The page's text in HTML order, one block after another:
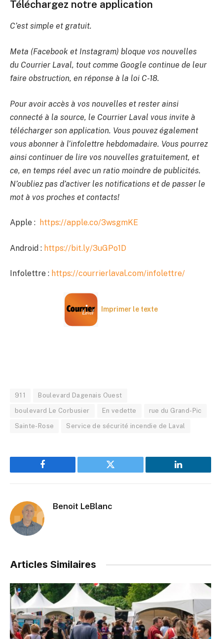
Téléchargez notre application
C’est simple et gratuit.
Meta (Facebook et Instagram) bloque vos nouvelles
du Courrier Laval, tout comme Google continue de leur
faire obstruction, en réponse à la loi C-18.
Pour avoir accès à vos nouvelles et rester ainsi
connecté à la source, le Courrier Laval vous invite à
télécharger son application. Vous pouvez également
vous abonner à l’infolettre hebdomadaire. Vous pourrez
ainsi continuer de lire vos nouvelles gratuitement, et
ce, en temps réel avec un ratio moindre de publicités.
N’oubliez pas d’activer les notifications et de passer le
mot à vos proches et contacts!
Apple : https://apple.co/3wsgmKE
Android : https://bit.ly/3uGPo1D
Infolettre : https://courrierlaval.com/infolettre/
Imprimer le texte
911 Boulevard Dagenais Ouest
boulevard Le Corbusier En vedette rue du Grand-Pic
Sainte-Rose Service de sécurité incendie de Laval
Facebook Twitter LinkedIn
Benoit LeBlanc
Articles Similaires